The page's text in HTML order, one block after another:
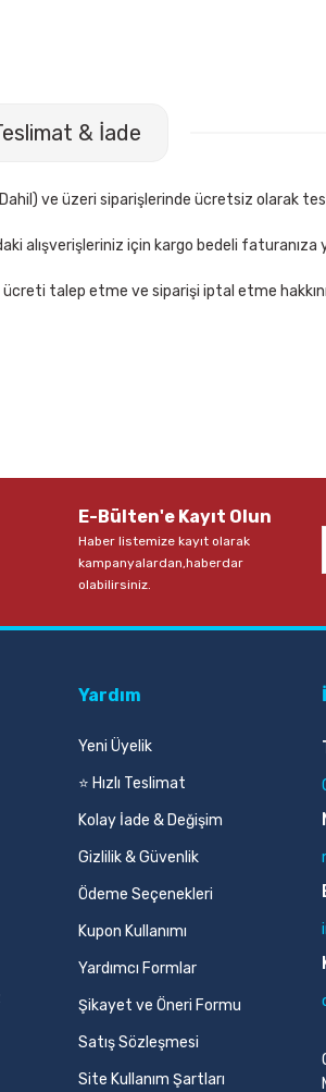
Ekle
Sepete
Sayfa Index Not Kağıdı
& İade
ve üzeri siparişlerinde ücretsiz olarak
alışverişleriniz için kargo bedeli faturanıza
talep etme ve siparişi iptal etme
E-Bülten'e Kayıt Olun
Haber listemize kayıt olarak
kampanyalardan,haberdar
olabilirsiniz.
Yardım
Yeni Üyelik
⭐ Hızlı Teslimat
Kolay İade & Değişim
Gizlilik & Güvenlik
Ödeme Seçenekleri
Kupon Kullanımı
Yardımcı Formlar
Şikayet ve Öneri Formu
Satış Sözleşmesi
Site Kullanım Şartları